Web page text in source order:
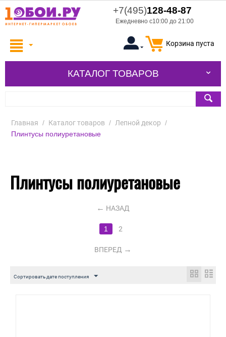
+7(495)128-48-87
Ежедневно с10:00 до 21:00
Корзина пуста
КАТАЛОГ ТОВАРОВ
Главная / Каталог товаров / Лепной декор /
Плинтусы полиуретановые
Плинтусы полиуретановые
НАЗАД
1 2
ВПЕРЕД
Сортировать дате поступления